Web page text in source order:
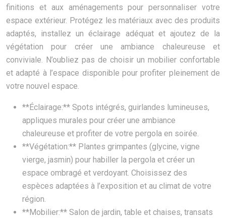
finitions et aux aménagements pour personnaliser votre
espace extérieur. Protégez les matériaux avec des produits
adaptés, installez un éclairage adéquat et ajoutez de la
végétation pour créer une ambiance chaleureuse et
conviviale. N’oubliez pas de choisir un mobilier confortable
et adapté à l’espace disponible pour profiter pleinement de
votre nouvel espace.
**Éclairage:** Spots intégrés, guirlandes lumineuses,
appliques murales pour créer une ambiance
chaleureuse et profiter de votre pergola en soirée.
**Végétation:** Plantes grimpantes (glycine, vigne
vierge, jasmin) pour habiller la pergola et créer un
espace ombragé et verdoyant. Choisissez des
espèces adaptées à l’exposition et au climat de votre
région.
**Mobilier:** Salon de jardin, table et chaises, transats